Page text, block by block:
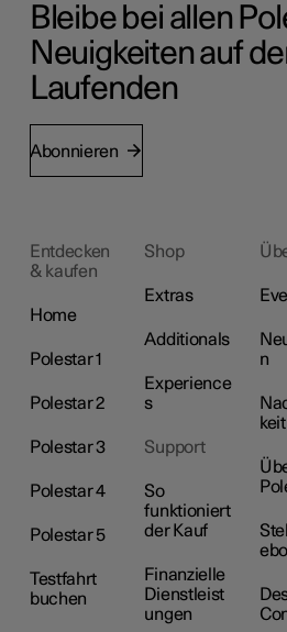
Bleibe bei allen
Neuigkeiten auf
Laufenden
Abonnieren
Entdecken
& kaufen
Home
Polestar 1
Polestar 2
Polestar 3
Polestar 4
Polestar 5
Testfahrt
buchen
Shop
Extras
Additionals
Experience
s
Support
So
funktioniert
der Kauf
Finanzielle
Dienstleist
ungen
n
keit